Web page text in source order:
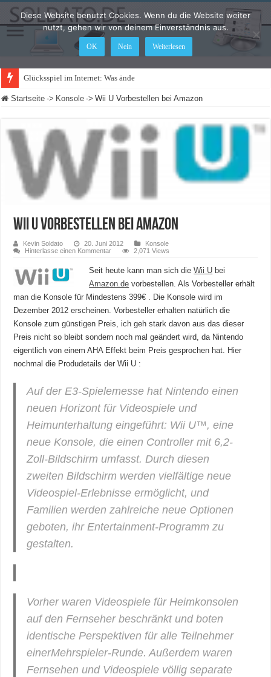
Glücksspiel im Internet: Was ändert sich 2021?
Startseite -> Konsole -> Wii U Vorbestellen bei Amazon
Wii U Vorbestellen bei Amazon
Kevin Soldato 20. Juni 2012
Konsole
Hinterlasse einen Kommentar
2,071 Views
Seit heute kann man sich dieWii U bei
Amazon.de vorbestellen. Als Vorbesteller erhält
man die Konsole für Mindestens 399€ . Die Konsole wird im
Dezember 2012 erscheinen. Vorbesteller erhalten natürlich die
Konsole zum günstigen Preis, ich geh stark davon aus das dieser
Preis nicht so bleibt sondern noch mal geändert wird, da Nintendo
eigentlich von einem AHA Effekt beim Preis gesprochen hat. Hier
nochmal die Produdetails der Wii U :
Auf der E3-Spielemesse hat Nintendo einen
neuen Horizont für Videospiele und
Heimunterhaltung eingeführt: Wii U™, eine
neue Konsole, die einen Controller mit 6,2-
Zoll-Bildschirm umfasst. Durch diesen
zweiten Bildschirm werden vielfältige neue
Videospiel-Erlebnisse ermöglicht, und
Familien werden zahlreiche neue Optionen
geboten, ihr Entertainment-Programm zu
gestalten.
Vorher waren Videospiele für Heimkonsolen
auf den Fernseher beschränkt und boten
identische Perspektiven für alle Teilnehmer
einerMehrspieler-Runde. Außerdem waren
Fernsehen und Videospiele völlig separate
Diese Website benutzt Cookies. Wenn du die Website weiter
nutzt, gehen wir von deinem Einverständnis aus.
OK Nein Weiterlesen